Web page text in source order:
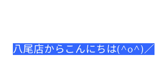
八尾店からこんにちは(^o^)／